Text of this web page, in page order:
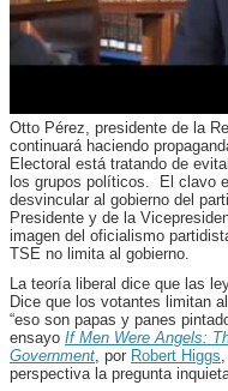
Otto Pérez, presidente de la
continuará haciendo
Electoral está tratando de
los grupos políticos. El clavo
desvincular al gobierno del
Presidente y de la
imagen del oficialismo
TSE no limita al gobierno.
La teoría liberal dice que las
Dice que los votantes limitan
“eso son papas y panes
ensayo If Men Were Angels:
Government, por Robert Higgs
perspectiva la pregunta